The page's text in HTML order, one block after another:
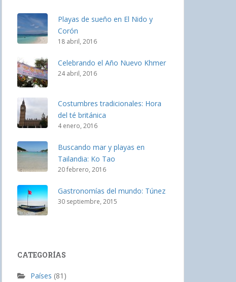
Playas de sueño en El Nido y
Corón
18 abril, 2016
Celebrando el Año Nuevo Khmer
24 abril, 2016
Costumbres tradicionales: Hora
del té británica
4 enero, 2016
Buscando mar y playas en
Tailandia: Ko Tao
20 febrero, 2016
Gastronomías del mundo: Túnez
30 septiembre, 2015
CATEGORÍAS
Países (81)